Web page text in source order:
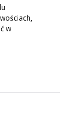
w